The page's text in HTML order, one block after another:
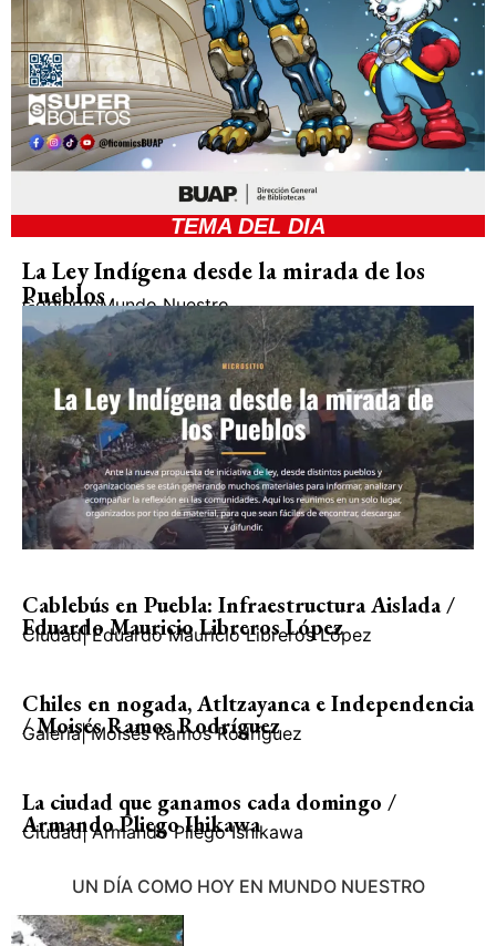
TEMA DEL DIA
La Ley Indígena desde la mirada de los
Pueblos
GobiernoMundo Nuestro
Cablebús en Puebla: Infraestructura Aislada /
Eduardo Mauricio Libreros López
Ciudad| Eduardo Mauricio Libreros López
Chiles en nogada, Atltzayanca e Independencia
/ Moisés Ramos Rodríguez
Galería| Moisés Ramos Rodríguez
La ciudad que ganamos cada domingo /
Armando Pliego Ihikawa
Ciudad| Armando Pliego Ishikawa
UN DÍA COMO HOY EN MUNDO NUESTRO